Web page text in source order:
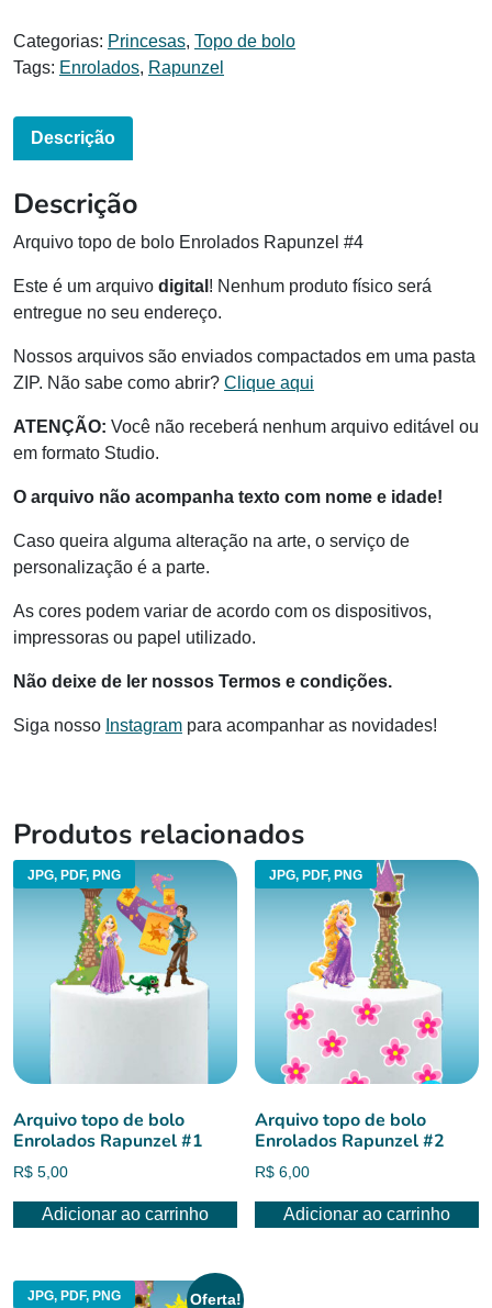
Categorias: Princesas, Topo de bolo
Tags: Enrolados, Rapunzel
Descrição
Descrição
Arquivo topo de bolo Enrolados Rapunzel #4
Este é um arquivo digital ! Nenhum produto físico será
entregue no seu endereço.
Nossos arquivos são enviados compactados em uma pasta
ZIP. Não sabe como abrir? Clique aqui
ATENÇÃO: Você não receberá nenhum arquivo editável ou
em formato Studio.
O arquivo não acompanha texto com nome e idade!
Caso queira alguma alteração na arte, o serviço de
personalização é a parte.
As cores podem variar de acordo com os dispositivos,
impressoras ou papel utilizado.
Não deixe de ler nossos Termos e condições.
Siga nosso Instagram para acompanhar as novidades!
Produtos relacionados
JPG, PDF, PNG
Arquivo topo de bolo
Enrolados Rapunzel #1
R$ 5,00
Adicionar ao carrinho
JPG, PDF, PNG
Arquivo topo de bolo
Enrolados Rapunzel #2
R$ 6,00
Adicionar ao carrinho
JPG, PDF, PNG Oferta!